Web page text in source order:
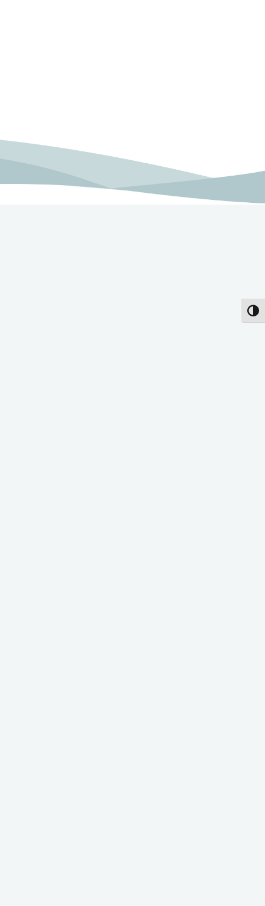
הפעל/כבה ניגודיות גבוהה